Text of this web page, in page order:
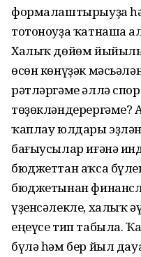
формалаштырыуҙа
тотоноуҙа ҡатнаша
Халыҡ дөйөм
өсөн көнүҙәк
рәтләргәме әллә
ҡаплау юлдары
бағыусылар иғәнә
бюджеттан аҡса
бюджетынан
үҙенсәлекле, халыҡ
еңеүсе тип табыла.
бүлә һәм бер йыл